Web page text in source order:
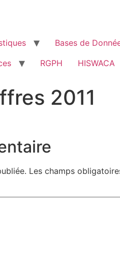
Bases de
RGPH HISWACA
2011
Les champs